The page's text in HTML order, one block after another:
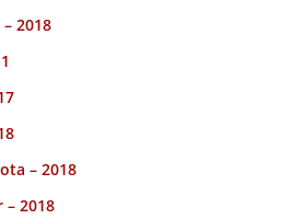
2018
– 2018
– 2018